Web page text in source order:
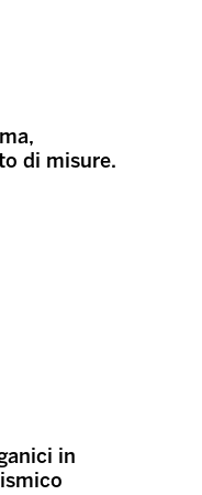
di misure.
in